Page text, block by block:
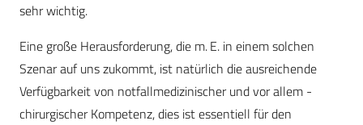
sehr wichtig.
Eine große Herausforderung, die m. E. in einem solchen
Szenar auf uns zukommt, ist natürlich die ausreichende
Verfügbarkeit von notfallmedizinischer und vor allem -
chirurgischer Kompetenz, dies ist essentiell für den